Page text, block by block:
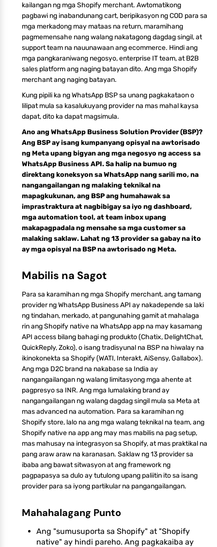
kailangan ng mga Shopify merchant. Awtomatikong
pagbawi ng inabandunang cart, beripikasyon ng COD para sa
mga merkadong may mataas na return, maramihang
pagmemensahe nang walang nakatagong dagdag singil, at
support team na nauunawaan ang ecommerce. Hindi ang
mga pangkaraniwang negosyo, enterprise IT team, at B2B
sales platform ang naging batayan dito. Ang mga Shopify
merchant ang naging batayan.
Kung pipili ka ng WhatsApp BSP sa unang pagkakataon o
lilipat mula sa kasalukuyang provider na mas mahal kaysa
dapat, dito ka dapat magsimula.
Ano ang WhatsApp Business Solution Provider (BSP)?
Ang BSP ay isang kumpanyang opisyal na awtorisado
ng Meta upang bigyan ang mga negosyo ng access sa
WhatsApp Business API. Sa halip na bumuo ng
direktang koneksyon sa WhatsApp nang sarili mo, na
nangangailangan ng malaking teknikal na
mapagkukunan, ang BSP ang humahawak sa
imprastraktura at nagbibigay sa iyo ng dashboard,
mga automation tool, at team inbox upang
makapagpadala ng mensahe sa mga customer sa
malaking saklaw. Lahat ng 13 provider sa gabay na ito
ay mga opisyal na BSP na awtorisado ng Meta.
Mabilis na Sagot
Para sa karamihan ng mga Shopify merchant, ang tamang
provider ng WhatsApp Business API ay nakadepende sa laki
ng tindahan, merkado, at pangunahing gamit at mahalaga
rin ang Shopify native na WhatsApp app na may kasamang
API access bilang bahagi ng produkto (Chatix, DelightChat,
QuickReply, Zoko), o isang tradisyunal na BSP na hiwalay na
ikinokonekta sa Shopify (WATI, Interakt, AiSensy, Gallabox).
Ang mga D2C brand na nakabase sa India ay
nangangailangan ng walang limitasyong mga ahente at
pagpresyo sa INR. Ang mga lumalaking brand ay
nangangailangan ng walang dagdag singil mula sa Meta at
mas advanced na automation. Para sa karamihan ng
Shopify store, lalo na ang mga walang teknikal na team, ang
Shopify native na app ang may mas mabilis na pag setup,
mas mahusay na integrasyon sa Shopify, at mas praktikal na
pang araw araw na karanasan. Saklaw ng 13 provider sa
ibaba ang bawat sitwasyon at ang framework ng
pagpapasya sa dulo ay tutulong upang paliitin ito sa isang
provider para sa iyong partikular na pangangailangan.
Mahahalagang Punto
Ang "sumusuporta sa Shopify" at "Shopify
native" ay hindi pareho. Ang pagkakaiba ay